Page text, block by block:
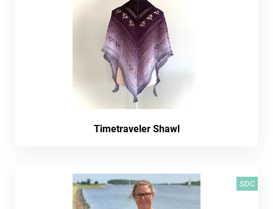
Timetraveler Shawl
SDC